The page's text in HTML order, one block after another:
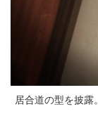
居合道の型を披露